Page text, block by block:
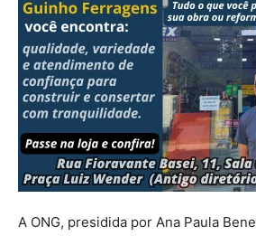
A ONG, presidida por Ana Paula